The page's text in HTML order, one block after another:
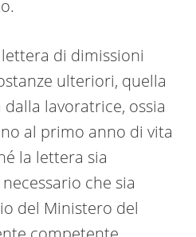
lettera di dimissioni
ulteriori, quella
lavoratrice, ossia
al primo anno di vita
la lettera sia
che sia
del Ministero del